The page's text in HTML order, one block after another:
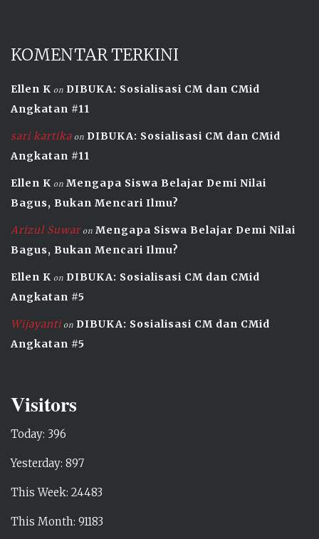
KOMENTAR TERKINI
Ellen K on DIBUKA: Sosialisasi CM dan CMid
Angkatan #11
sari kartika on DIBUKA: Sosialisasi CM dan CMid
Angkatan #11
Ellen K on Mengapa Siswa Belajar Demi Nilai
Bagus, Bukan Mencari Ilmu?
Arizul Suwaron Mengapa Siswa Belajar Demi Nilai
Bagus, Bukan Mencari Ilmu?
Ellen K on DIBUKA: Sosialisasi CM dan CMid
Angkatan #5
Wijayanti on DIBUKA: Sosialisasi CM dan CMid
Angkatan #5
Visitors
Today: 396
Yesterday: 897
This Week: 24483
This Month: 91183